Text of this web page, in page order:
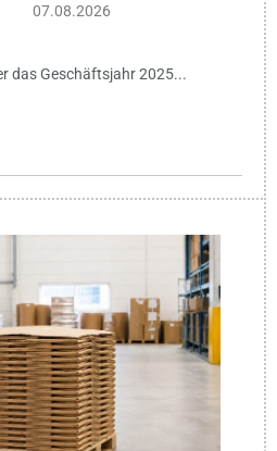
07.08.2026
das Geschäftsjahr 2025...